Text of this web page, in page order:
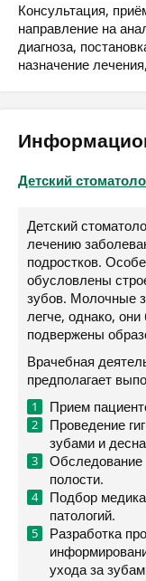
Консультация,
направление на
диагноза,
назначение
Детский
Детский
лечению
подростков.
обусловлены
зубов. Молочные
легче, однако,
подвержены
Врачебная
предполагает
Прием
Проведение
зубами и
Обследование
полости.
Подбор
патологий.
Разработка
ухода за